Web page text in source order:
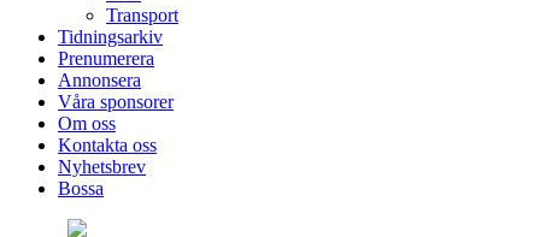
Transport
Tidningsarkiv
Prenumerera
Annonsera
Våra sponsorer
Om oss
Kontakta oss
Nyhetsbrev
Bossa